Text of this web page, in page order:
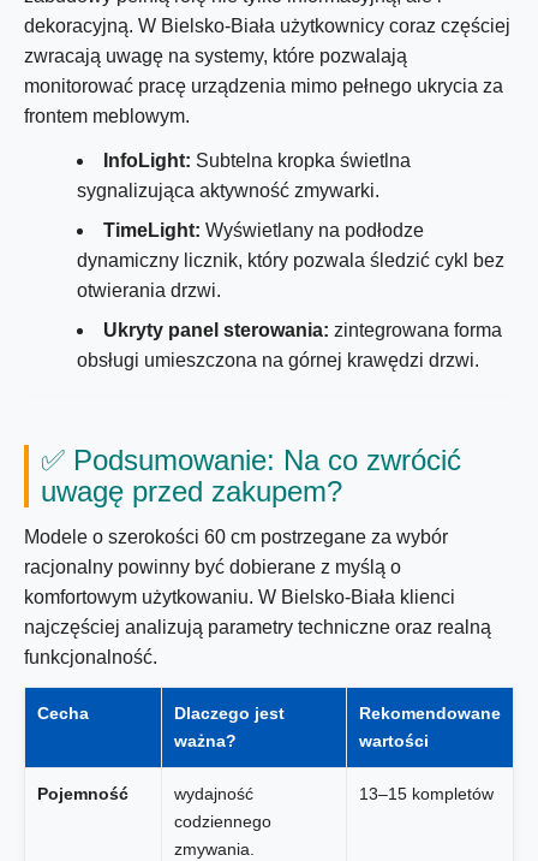
dekoracyjną. W Bielsko-Biała użytkownicy coraz częściej
zwracają uwagę na systemy, które pozwalają
monitorować pracę urządzenia mimo pełnego ukrycia za
frontem meblowym.
InfoLight: Subtelna kropka świetlna
sygnalizująca aktywność zmywarki.
TimeLight: Wyświetlany na podłodze
dynamiczny licznik, który pozwala śledzić cykl bez
otwierania drzwi.
Ukryty panel sterowania: zintegrowana forma
obsługi umieszczona na górnej krawędzi drzwi.
✅ Podsumowanie: Na co zwrócić
uwagę przed zakupem?
Modele o szerokości 60 cm postrzegane za wybór
racjonalny powinny być dobierane z myślą o
komfortowym użytkowaniu. W Bielsko-Biała klienci
najczęściej analizują parametry techniczne oraz realną
funkcjonalność.
Cecha
Dlaczego jest
ważna?
Rekomendowane
wartości
Pojemność
wydajność
codziennego
zmywania.
13–15 kompletów